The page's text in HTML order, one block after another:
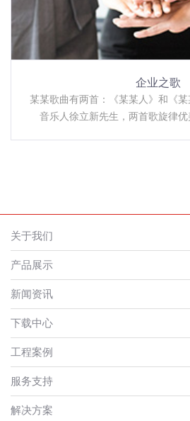
企业之歌
某某歌曲有两首：《某某人》和《
音乐人徐立新先生，两首歌旋律优
关于我们
产品展示
新闻资讯
下载中心
工程案例
服务支持
解决方案